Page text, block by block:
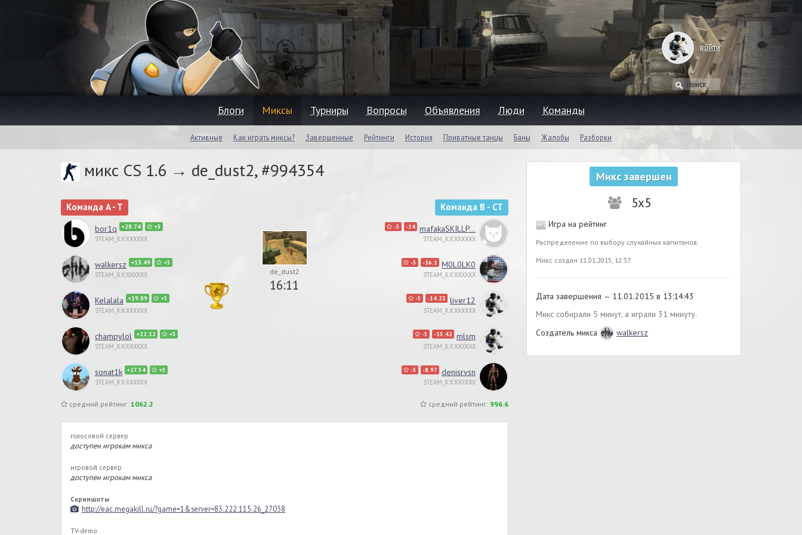
войти
Блоги Миксы Турниры Вопросы Объявления Люди Команды
Активные Как играть миксы? Завершенные Рейтинги История Приватные танцы Баны Жалобы Разборки
микс CS 1.6 → de_dust2, #994354
Команда A - T
bor1q +20.74 +5
STEAM_X:X:XXXXXX
walkersz +13.49 +5
STEAM_X:X:XXXXXX
Kelalala +19.09 +5
STEAM_X:X:XXXXXX
champylol +22.12 +5
STEAM_X:X:XXXXXX
sonat1k +27.54 +5
STEAM_X:X:XXXXXX
средний рейтинг: 1062.2
de_dust2
16:11
Команда B - CT
-5 -14 mafakaSKILLP...
STEAM_X:X:XXXXXX
-5 -16.1 M0L0LK0
STEAM_X:X:XXXXXX
-5 -14.21 liver12
STEAM_X:X:XXXXXX
-5 -15.42 mlsm
STEAM_X:X:XXXXXX
-5 -8.97 denisrvsn
STEAM_X:X:XXXXXX
средний рейтинг: 996.6
голосовой сервер
доступен игрокам микса
игровой сервер
доступен игрокам микса
Скриншоты
http://eac.megakill.ru/?game=1&server=83.222.115.26_27038
TV-demo
Микс завершен
5x5
Игра на рейтинг
Распределение по выбору случайных капитанов.
Микс создан 11.01.2015, 12:37
Дата завершения — 11.01.2015 в 13:14:43
Микс собирали 5 минут, а играли 31 минуту.
Создатель микса
walkersz